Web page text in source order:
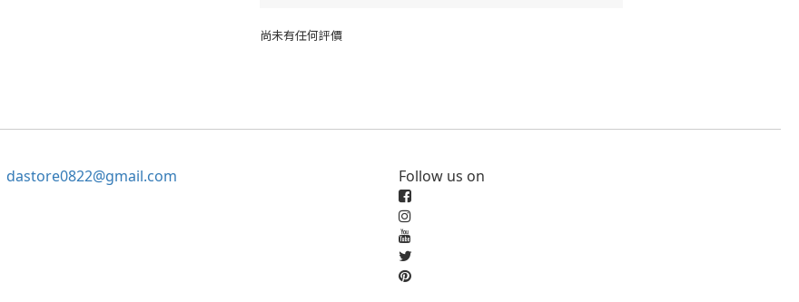
尚未有任何評價
dastore0822@gmail.com Follow us on